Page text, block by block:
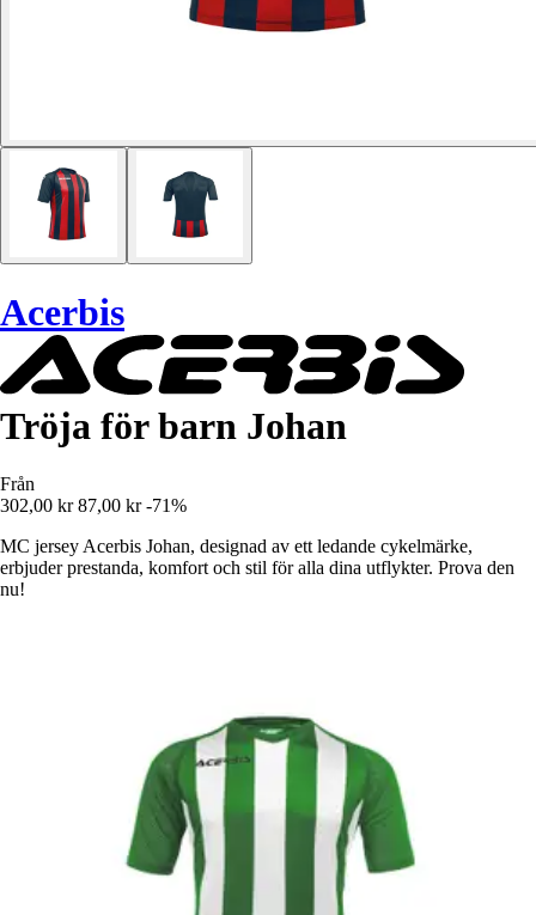
Acerbis
Tröja för barn Johan
Från
302,00 kr 87,00 kr -71%
MC jersey Acerbis Johan, designad av ett ledande cykelmärke,
erbjuder prestanda, komfort och stil för alla dina utflykter. Prova den
nu!